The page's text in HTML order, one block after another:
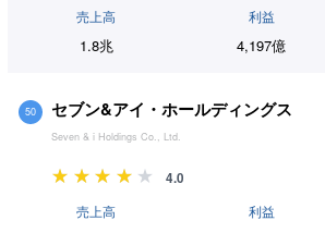
売上高
1.8兆
利益
4,197億
50 セブン&アイ・ホールディングス
Seven & i Holdings Co., Ltd.
4.0
売上高 利益